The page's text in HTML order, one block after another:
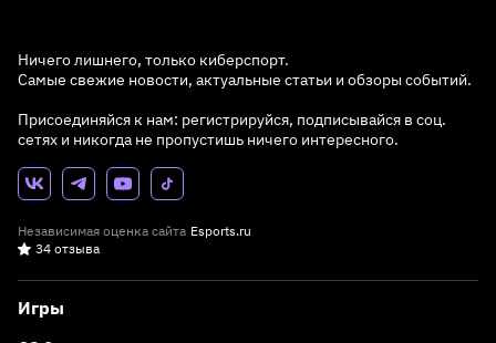
Ничего лишнего, только киберспорт.
Самые свежие новости, актуальные статьи и обзоры событий.
Присоединяйся к нам: регистрируйся, подписывайся в соц.
сетях и никогда не пропустишь ничего интересного.
Независимая оценка сайта Esports.ru
34 отзыва
Игры